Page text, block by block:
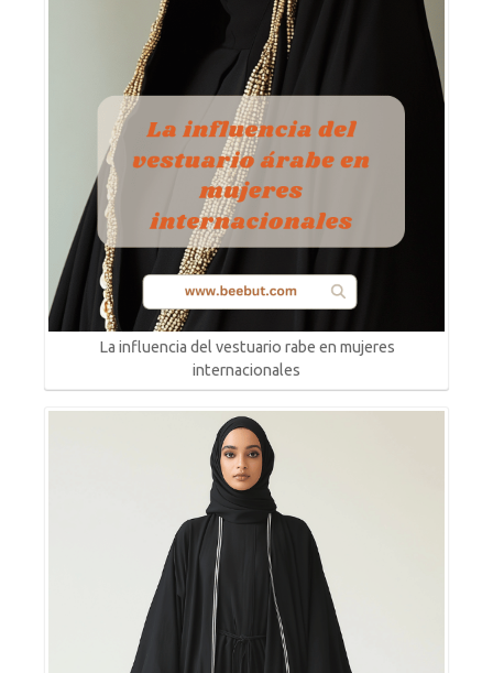
La influencia del vestuario rabe en mujeres
internacionales